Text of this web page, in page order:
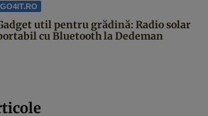
GO4IT.RO
util pentru grădină: Radio solar
cu Bluetooth la Dedeman